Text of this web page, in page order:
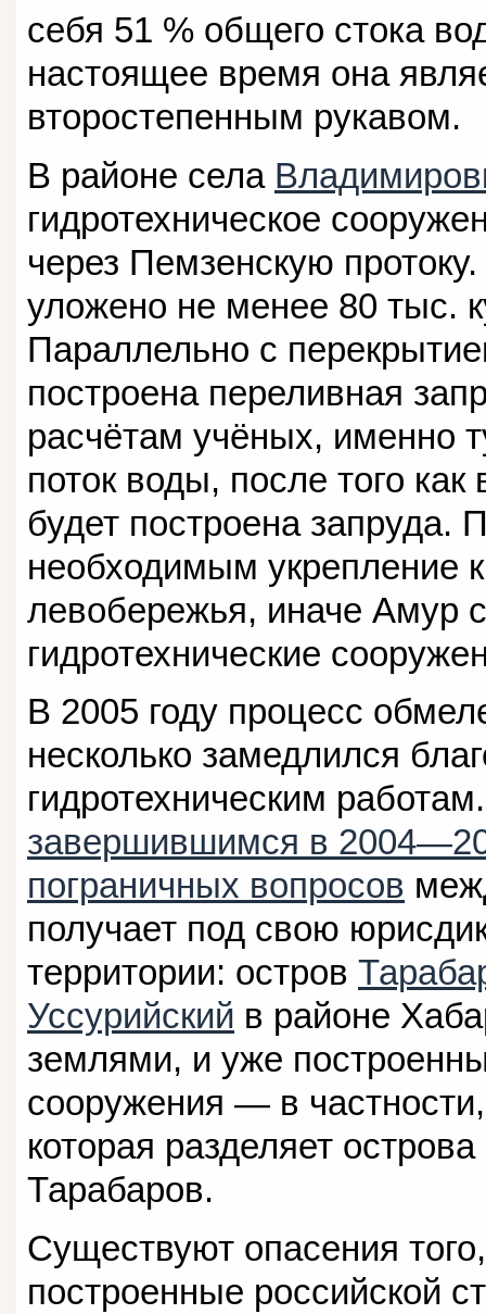
себя 51 % общего стока
настоящее время она
второстепенным рукавом.
В районе села
гидротехническое
через Пемзенскую
уложено не менее 80 тыс.
Параллельно с
построена переливная
расчётам учёных, именно
поток воды, после того
будет построена запруда.
необходимым укрепление
левобережья, иначе Амур
гидротехнические
В 2005 году процесс
несколько замедлился
гидротехническим
завершившимся в
пограничных вопросов
получает под свою
территории: остров
Уссурийский в районе
землями, и уже
сооружения — в
которая разделяет
Тарабаров.
Существуют опасения
построенные российской